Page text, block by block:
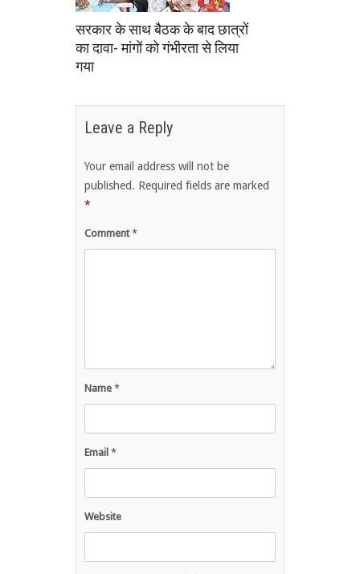
सरकार के साथ बैठक के बाद छात्रों
का दावा- मांगों को गंभीरता से लिया
गया
Leave a Reply
Your email address will not be
published. Required fields are marked
*
Comment*
Name *
Email *
Website